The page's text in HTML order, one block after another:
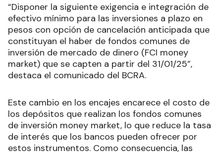
“Disponer la siguiente exigencia e integración de
efectivo mínimo para las inversiones a plazo en
pesos con opción de cancelación anticipada que
constituyan el haber de fondos comunes de
inversión de mercado de dinero (FCI money
market) que se capten a partir del 31/01/25”,
destaca el comunicado del BCRA.
Este cambio en los encajes encarece el costo de
los depósitos que realizan los fondos comunes
de inversión money market, lo que reduce la tasa
de interés que los bancos pueden ofrecer por
estos instrumentos. Como consecuencia, las